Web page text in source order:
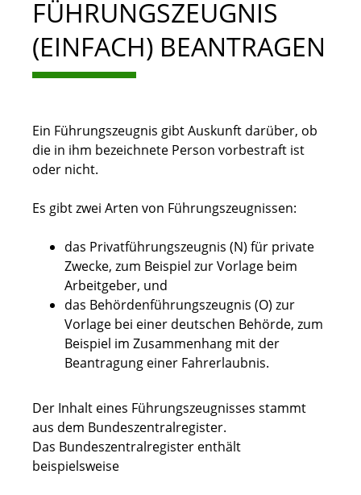
FÜHRUNGSZEUGNIS
(EINFACH) BEANTRAGEN
Ein Führungszeugnis gibt Auskunft darüber, ob
die in ihm bezeichnete Person vorbestraft ist
oder nicht.
Es gibt zwei Arten von Führungszeugnissen:
das Privatführungszeugnis (N) für private
Zwecke, zum Beispiel zur Vorlage beim
Arbeitgeber, und
das Behördenführungszeugnis (O) zur
Vorlage bei einer deutschen Behörde, zum
Beispiel im Zusammenhang mit der
Beantragung einer Fahrerlaubnis.
Der Inhalt eines Führungszeugnisses stammt
aus dem Bundeszentralregister.
Das Bundeszentralregister enthält
beispielsweise